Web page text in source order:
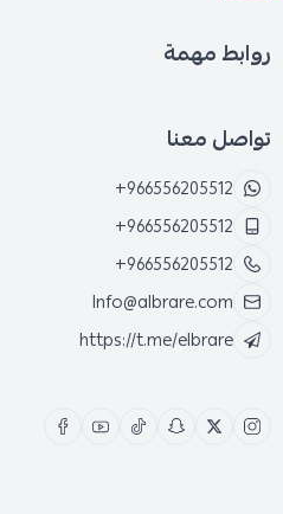
روابط مهمة
تواصل معنا
+966556205512
+966556205512
+966556205512
Info@albrare.com
https://t.me/elbrare